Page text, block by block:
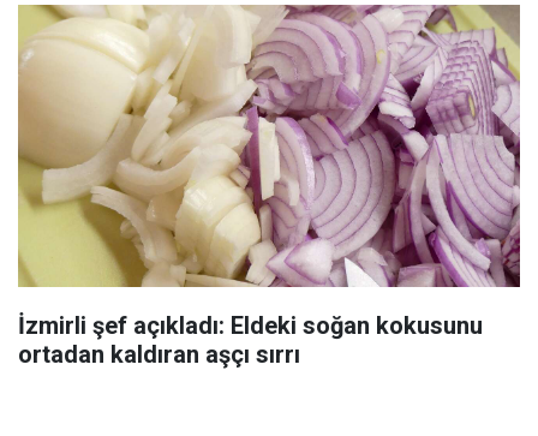
İzmirli şef açıkladı: Eldeki soğan kokusunu
ortadan kaldıran aşçı sırrı